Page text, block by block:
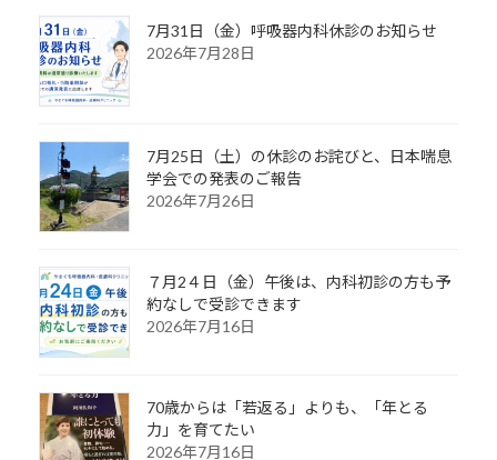
7月31日（金）呼吸器内科休診のお知らせ
2026年7月28日
7月25日（土）の休診のお詫びと、日本喘息
学会での発表のご報告
2026年7月26日
７月2４日（金）午後は、内科初診の方も予
約なしで受診できます
2026年7月16日
70歳からは「若返る」よりも、「年とる
力」を育てたい
2026年7月16日